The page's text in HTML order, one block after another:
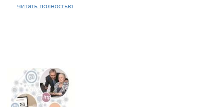
читать полностью